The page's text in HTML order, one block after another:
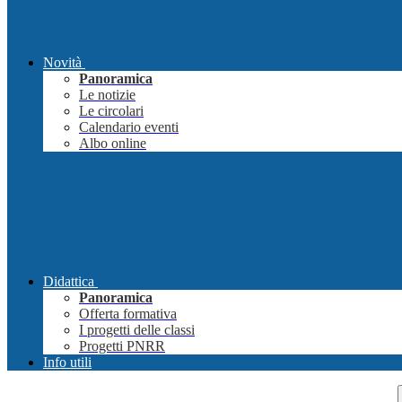
Novità
Panoramica
Le notizie
Le circolari
Calendario eventi
Albo online
Didattica
Panoramica
Offerta formativa
I progetti delle classi
Progetti PNRR
Info utili